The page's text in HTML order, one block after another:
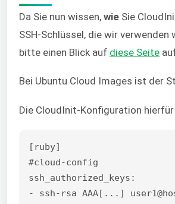
Da Sie nun wissen, wie Sie
SSH-Schlüssel, die wir verwenden
bitte einen Blick auf diese Seite
Bei Ubuntu Cloud Images ist der
Die CloudInit-Konfiguration
[ruby]
#cloud-config
ssh_authorized_keys:
- ssh-rsa AAA[...]